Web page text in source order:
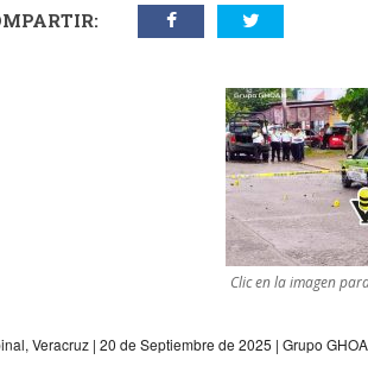
Clic en la imagen
Veracruz | 20 de Septiembre de 2025 | Grupo